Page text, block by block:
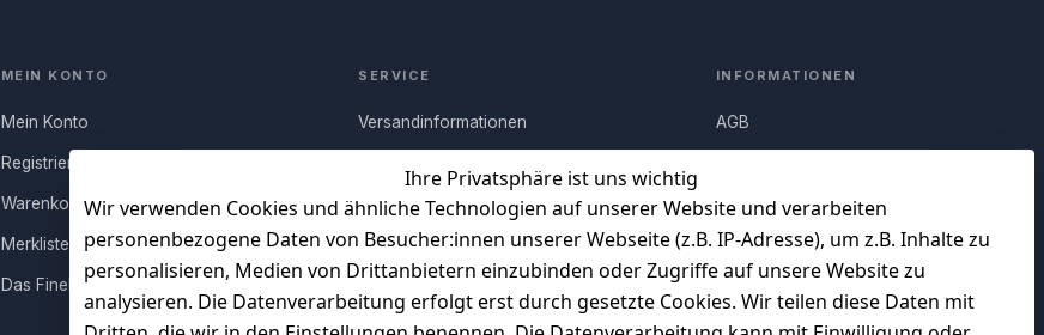
Ihre Privatsphäre ist uns wichtig
Wir verwenden Cookies und ähnliche Technologien auf unserer Website und verarbeiten
personenbezogene Daten von Besucher:innen unserer Webseite (z.B. IP-Adresse), um z.B. Inhalte zu
personalisieren, Medien von Drittanbietern einzubinden oder Zugriffe auf unsere Website zu
analysieren. Die Datenverarbeitung erfolgt erst durch gesetzte Cookies. Wir teilen diese Daten mit
MEIN KONTO
Mein Konto
Registrieren
Warenkorb
Merkliste
Das FineBuy-Magazin
SERVICE
Versandinformationen
Rücksendung
Persönlicher Rückruf
Vertrag widerrufen
INFORMATIONEN
AGB
Datenschutz
Impressum
Charity & Wohltätigkeit